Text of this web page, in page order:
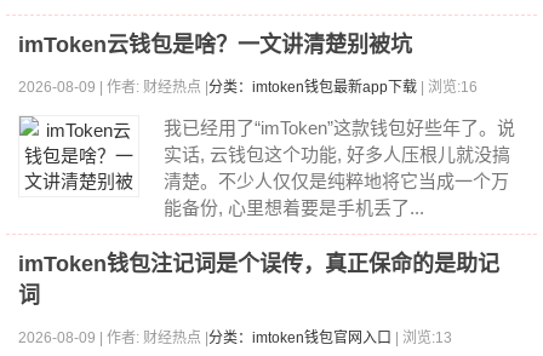
imToken云钱包是啥？一文讲清楚别被坑
2026-08-09 | 作者: 财经热点 | 分类：imtoken钱包最新app下载 | 浏览:16
我已经用了“imToken”这款钱包好些年了。说
实话, 云钱包这个功能, 好多人压根儿就没搞
清楚。不少人仅仅是纯粹地将它当成一个万
能备份, 心里想着要是手机丢了...
imToken钱包注记词是个误传，真正保命的是助记
词
2026-08-09 | 作者: 财经热点 | 分类：imtoken钱包官网入口 | 浏览:13